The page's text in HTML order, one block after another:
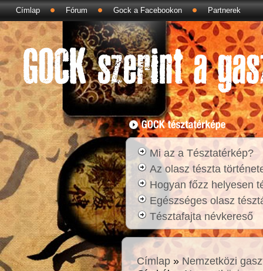
Címlap Fórum Gock a Facebookon Partnerek
Mi az a Tésztatérkép?
Az olasz tészta
Hogyan főzz helyesen
Egészséges olasz
Tésztafajta névkereső
Címlap » Nemzetközi